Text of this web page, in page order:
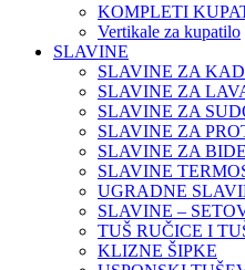
KOMPLETI
Vertikale za kupatilo
SLAVINE
SLAVINE ZA
SLAVINE ZA
SLAVINE ZA
SLAVINE ZA
SLAVINE ZA BIDE
SLAVINE
UGRADNE
SLAVINE –
TUŠ RUČICE I
KLIZNE ŠIPKE